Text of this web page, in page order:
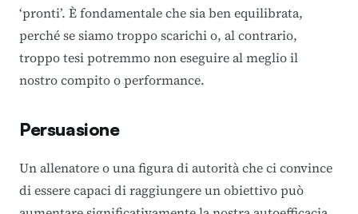
‘pronti’. È fondamentale che sia ben equilibrata,
perché se siamo troppo scarichi o, al contrario,
troppo tesi potremmo non eseguire al meglio il
nostro compito o performance.
Persuasione
Un allenatore o una figura di autorità che ci convince
di essere capaci di raggiungere un obiettivo può